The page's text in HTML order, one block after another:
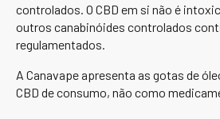
controlados. O CBD em si não é
outros canabinóides controlados
regulamentados.
A Canavape apresenta as gotas de
CBD de consumo, não como